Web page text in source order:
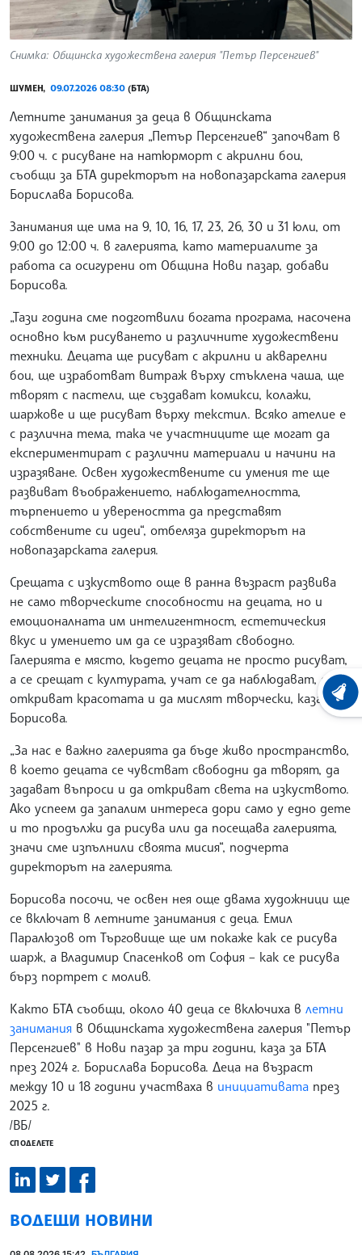
Снимка: Общинска художествена галерия "Петър Персенгиев"
ШУМЕН, 09.07.2026 08:30 (БТА)
Летните занимания за деца в Общинската
художествена галерия „Петър Персенгиев“ започват в
9:00 ч. с рисуване на натюрморт с акрилни бои,
съобщи за БТА директорът на новопазарската галерия
Борислава Борисова.
Занимания ще има на 9, 10, 16, 17, 23, 26, 30 и 31 юли, от
9:00 до 12:00 ч. в галерията, като материалите за
работа са осигурени от Община Нови пазар, добави
Борисова.
„Тази година сме подготвили богата програма, насочена
основно към рисуването и различните художествени
техники. Децата ще рисуват с акрилни и акварелни
бои, ще изработват витраж върху стъклена чаша, ще
творят с пастели, ще създават комикси, колажи,
шаржове и ще рисуват върху текстил. Всяко ателие е
с различна тема, така че участниците ще могат да
експериментират с различни материали и начини на
изразяване. Освен художествените си умения те ще
развиват въображението, наблюдателността,
търпението и увереността да представят
собствените си идеи“, отбеляза директорът на
новопазарската галерия.
Срещата с изкуството още в ранна възраст развива
не само творческите способности на децата, но и
емоционалната им интелигентност, естетическия
вкус и умението им да се изразяват свободно.
Галерията е място, където децата не просто рисуват,
а се срещат с културата, учат се да наблюдават, да
откриват красотата и да мислят творчески, каза още
Борисова.
„За нас е важно галерията да бъде живо пространство,
в което децата се чувстват свободни да творят, да
задават въпроси и да откриват света на изкуството.
Ако успеем да запалим интереса дори само у едно дете
и то продължи да рисува или да посещава галерията,
значи сме изпълнили своята мисия“, подчерта
директорът на галерията.
Борисова посочи, че освен нея още двама художници ще
се включат в летните занимания с деца. Емил
Паралюзов от Търговище ще им покаже как се рисува
шарж, а Владимир Спасенков от София – как се рисува
бърз портрет с молив.
Както БТА съобщи, около 40 деца се включиха в летни
занимания в Общинската художествена галерия "Петър
Персенгиев" в Нови пазар за три години, каза за БТА
през 2024 г. Борислава Борисова. Деца на възраст
между 10 и 18 години участваха в инициативата през
2025 г.
/ВБ/
СПОДЕЛЕТЕ
ВОДЕЩИ НОВИНИ